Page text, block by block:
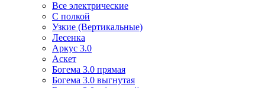
Все электрические
С полкой
Узкие (Вертикальные)
Лесенка
Аркус 3.0
Аскет
Богема 3.0 прямая
Богема 3.0 выгнутая